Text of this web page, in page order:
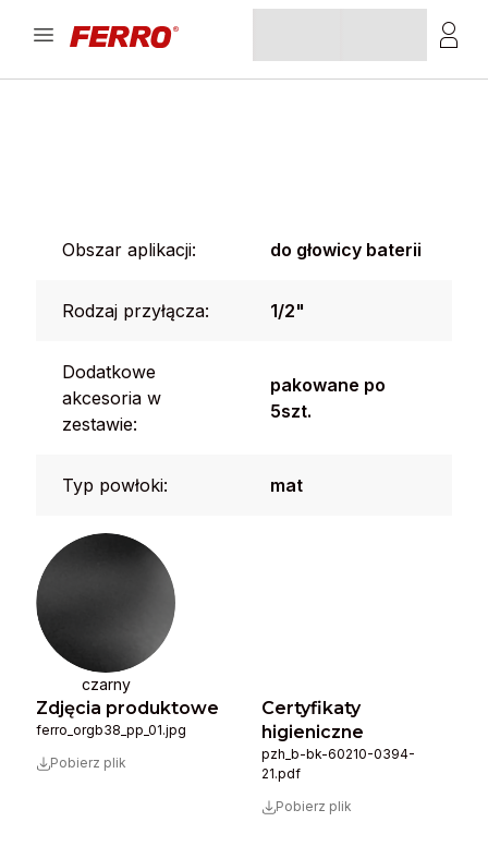
Obszar aplikacji: do głowicy baterii
Rodzaj przyłącza: 1/2"
Dodatkowe
akcesoria w
zestawie:
pakowane po
5szt.
Typ powłoki: mat
czarny
Zdjęcia produktowe
ferro_orgb38_pp_01.jpg
Pobierz plik
Certyfikaty
higieniczne
pzh_b-bk-60210-0394-
21.pdf
Pobierz plik